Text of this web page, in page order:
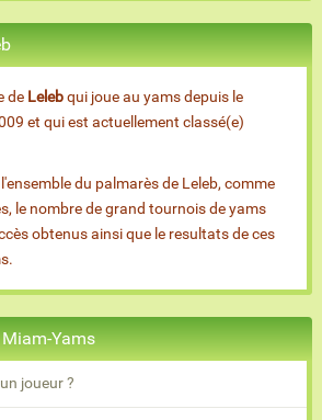
de Lelebqui joue au yams depuis le
et qui est actuellement classé(e)
du palmarès de Leleb, comme
le nombre de grand tournois de yams
obtenus ainsi que le resultats de ces
Yams
joueur ?